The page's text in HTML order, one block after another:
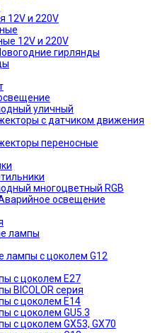
12V и 220V
12V и 220V
гирлянды
уличный
с датчиком движения
переносные
многоцветный RGB
освещение
лампы
лампы с цоколем G12
с цоколем E27
BICOLOR серия
с цоколем E14
с цоколем GU5.3
с цоколем GX53, GX70